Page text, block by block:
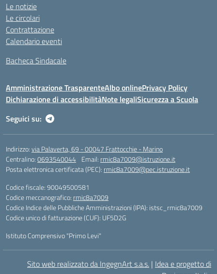
Le notizie
Le circolari
Contrattazione
Calendario eventi
Bacheca Sindacale
Amministrazione TrasparenteAlbo onlinePrivacy Policy
Dichiarazione di accessibilitàNote legaliSicurezza a Scuola
Seguici su:
Indirizzo:via Palaverta, 69 - 00047 Frattocchie - Marino
Centralino:0693540044 Email: rmic8a7009@istruzione.it
Posta elettronica certificata (PEC): rmic8a7009@pec.istruzione.it
Codice fiscale: 90049500581
Codice meccanografico: rmic8a7009
Codice Indice delle Pubbliche Amministrazioni (IPA): istsc_rmic8a7009
Codice unico di fatturazione (CUF): UF5D2G
Istituto Comprensivo "Primo Levi"
Sito web realizzato da IngegnArt s.a.s. | Idea e progetto di